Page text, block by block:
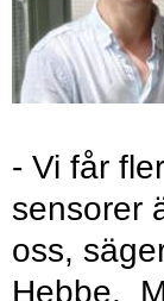
- Vi får
sensorer
oss,
Hebbe.